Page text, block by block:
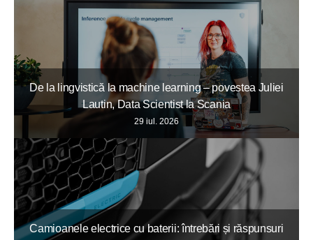
De la lingvistică la machine learning – povestea Juliei
Lautin, Data Scientist la Scania
29 iul. 2026
Camioanele electrice cu baterii: întrebări și răspunsuri